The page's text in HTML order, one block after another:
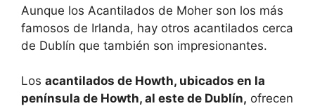
Aunque los Acantilados de Moher son los más
famosos de Irlanda, hay otros acantilados cerca
de Dublín que también son impresionantes.
Los acantilados de Howth, ubicados en la
península de Howth, al este de Dublín, ofrecen